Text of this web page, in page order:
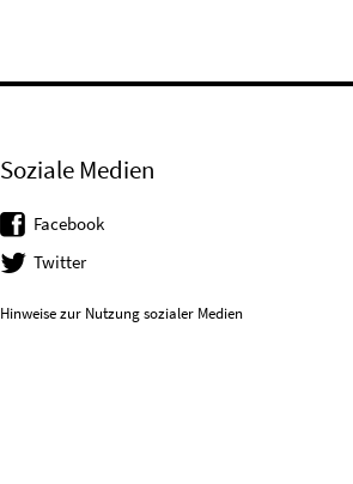
Soziale Medien
Facebook
Twitter
Hinweise zur Nutzung sozialer Medien